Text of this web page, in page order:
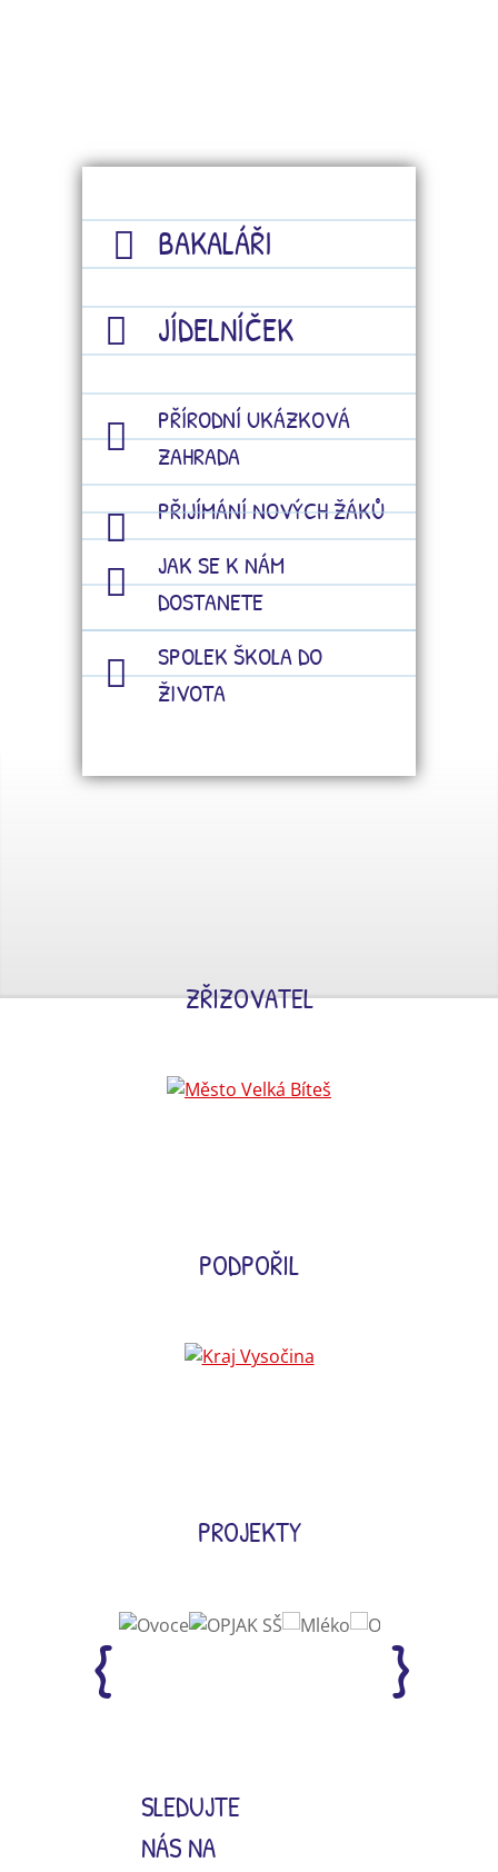
BAKALÁŘI
JÍDELNÍČEK
PŘÍRODNÍ UKÁZKOVÁ
ZAHRADA
PŘIJÍMÁNÍ NOVÝCH ŽÁKŮ
JAK SE K NÁM
DOSTANETE
SPOLEK ŠKOLA DO
ŽIVOTA
ZŘIZOVATEL
PODPOŘIL
PROJEKTY
SLEDUJTE
NÁS NA